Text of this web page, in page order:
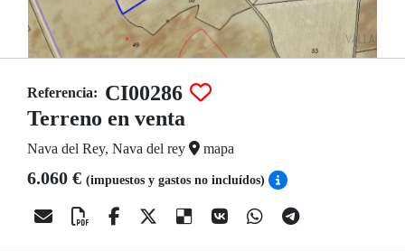
Referencia: CI00286
Terreno en venta
Nava del Rey, Nava del rey mapa
6.060 € (impuestos y gastos no incluídos)